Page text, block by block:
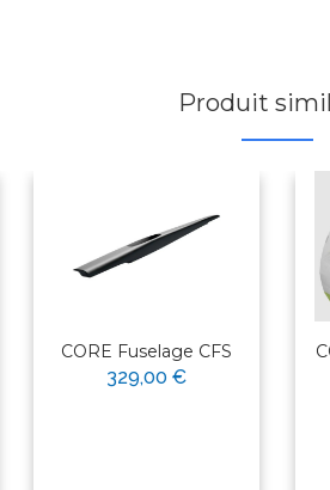
Produit
CORE Fuselage CFS
329,00 €